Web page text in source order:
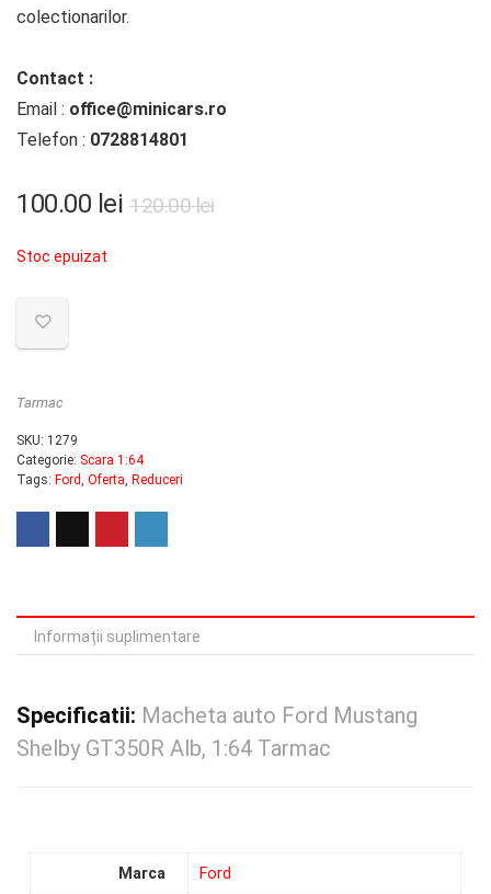
colectionarilor.
Contact :
Email : office@minicars.ro
Telefon : 0728814801
120.00leiPrețul
100.00 lei
Prețul
Stoc epuizat
Tarmac
SKU: 1279
Categorie: Scara 1:64
Tags: Ford, Oferta, Reduceri
Informații suplimentare
Specificatii: Macheta auto Ford Mustang
Shelby GT350R Alb, 1:64 Tarmac
Marca Ford